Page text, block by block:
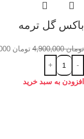
باکس گل ترمه
تومان4,900,000 تومان
افزودن به سبد خرید